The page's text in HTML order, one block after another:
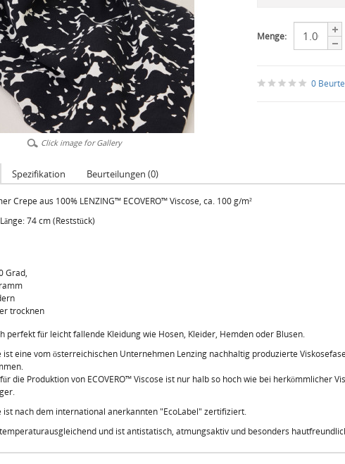
Click image for Gallery
Menge:
0
Spezifikation Beurteilungen (0)
Crepe aus 100% LENZING™ ECOVERO™ Viscose, ca. 100 g/m²
74 cm (Reststück)
Grad,
trocknen
perfekt für leicht fallende Kleidung wie Hosen, Kleider, Hemden oder Blusen.
ist eine vom österreichischen Unternehmen Lenzing nachhaltig produzierte
die Produktion von ECOVERO™ Viscose ist nur halb so hoch wie bei herkömmlicher
ist nach dem international anerkannten "EcoLabel" zertifiziert.
und ist antistatisch, atmungsaktiv und besonders